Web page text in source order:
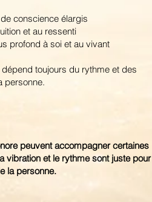
conscience élargis
et au ressenti
profond à soi et au vivant
toujours du rythme et des
personne.
peuvent accompagner certaines
vibration et le rythme sont juste pour
la personne.